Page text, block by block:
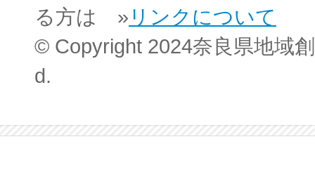
る方は » リンクについて
© Copyright 2024奈良県地域
d.